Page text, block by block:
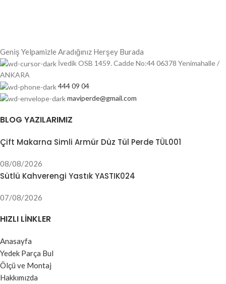
Geniş Yelpamizle Aradığınız Herşey Burada
İvedik OSB 1459. Cadde No:44 06378 Yenimahalle /
ANKARA
444 09 04
maviperde@gmail.com
BLOG YAZILARIMIZ
Çift Makarna Simli Armür Düz Tül Perde TÜL001
08/08/2026
Sütlü Kahverengi Yastık YASTIK024
07/08/2026
HIZLI LINKLER
Anasayfa
Yedek Parça Bul
Ölçü ve Montaj
Hakkımızda